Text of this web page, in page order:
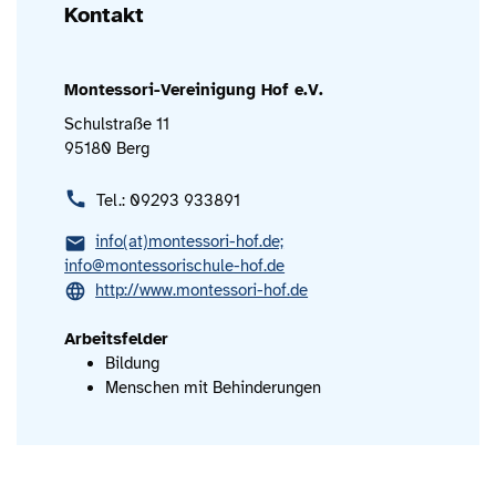
Kontakt
Montessori-Vereinigung Hof e.V.
Schulstraße 11
95180 Berg
Tel.: 09293 933891
info(at)montessori-hof.de;
info@montessorischule-hof.de
http://www.montessori-hof.de
Arbeitsfelder
Bildung
Menschen mit Behinderungen